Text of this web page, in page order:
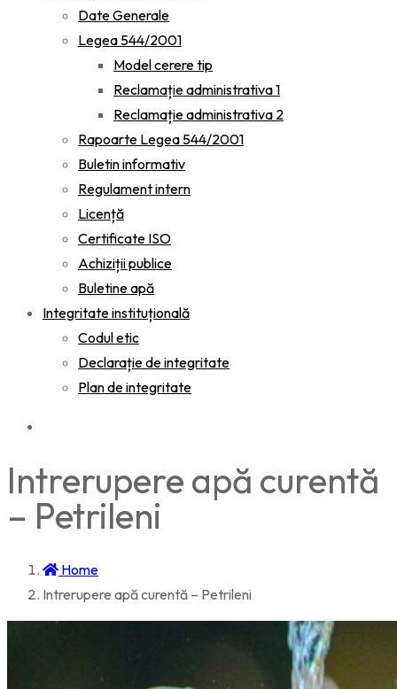
Date Generale
Legea 544/2001
Model cerere tip
Reclamație administrativa 1
Reclamație administrativa 2
Rapoarte Legea 544/2001
Buletin informativ
Regulament intern
Licență
Certificate ISO
Achiziții publice
Buletine apă
Integritate instituțională
Codul etic
Declarație de integritate
Plan de integritate
Intrerupere apă curentă
– Petrileni
Home
Intrerupere apă curentă – Petrileni